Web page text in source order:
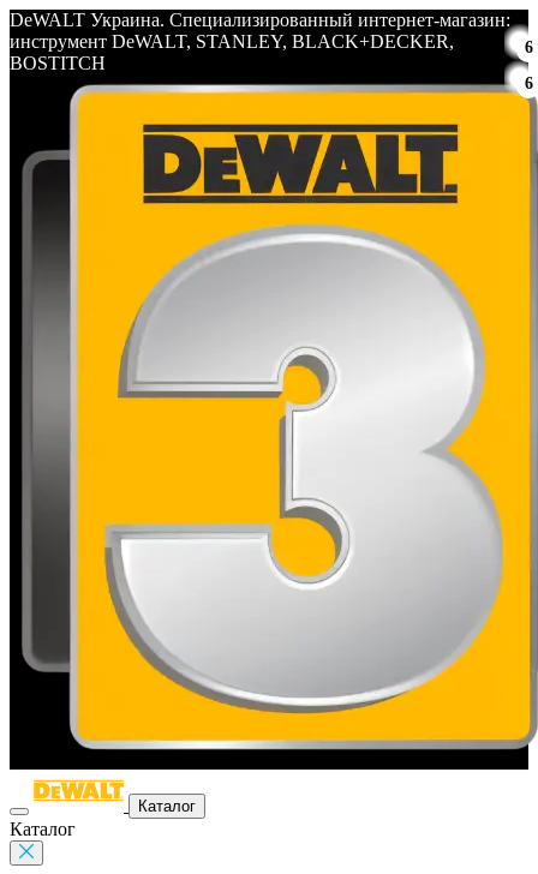
DeWALT Украина. Специализированный интернет-магазин:
инструмент DeWALT, STANLEY, BLACK+DECKER,
BOSTITCH
Каталог
Каталог
6
6